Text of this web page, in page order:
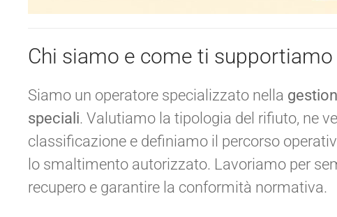
Chi siamo e come ti supportiamo
Siamo un operatore specializzato nella
speciali. Valutiamo la tipologia del rifiuto, ne
classificazione e definiamo il percorso
lo smaltimento autorizzato. Lavoriamo per
recupero e garantire la conformità normativa.